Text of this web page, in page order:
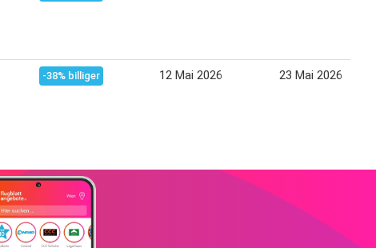
-38% billiger 12 Mai 2026 23 Mai 2026